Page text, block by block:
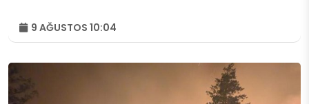
9 AĞUSTOS 10:04